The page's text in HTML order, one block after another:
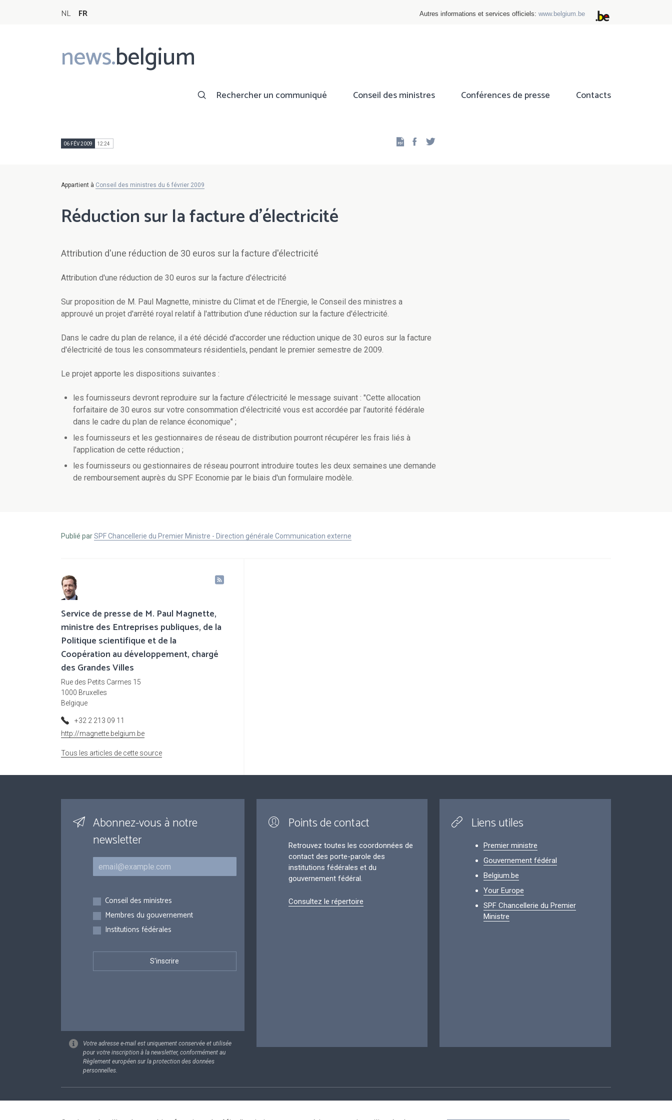
NL FR Autres informations et services officiels: www.belgium.be
news.belgium
Main
navigation
Rechercher un communiqué Conseil des ministres Conférences de presse Contacts
06 FÉV 2009 12:24 Facebook
Appartient à Conseil des ministres du 6 février 2009
Réduction sur la facture d'électricité
Attribution d'une réduction de 30 euros sur la facture d'électricité
Attribution d'une réduction de 30 euros sur la facture d'électricité
Sur proposition de M. Paul Magnette, ministre du Climat et de l'Energie, le Conseil des ministres a
approuvé un projet d'arrêté royal relatif à l'attribution d'une réduction sur la facture d'électricité.
Dans le cadre du plan de relance, il a été décidé d'accorder une réduction unique de 30 euros sur la facture
d'électricité de tous les consommateurs résidentiels, pendant le premier semestre de 2009.
Le projet apporte les dispositions suivantes :
les fournisseurs devront reproduire sur la facture d'électricité le message suivant : "Cette allocation
forfaitaire de 30 euros sur votre consommation d'électricité vous est accordée par l'autorité fédérale
dans le cadre du plan de relance économique" ;
les fournisseurs et les gestionnaires de réseau de distribution pourront récupérer les frais liés à
l'application de cette réduction ;
les fournisseurs ou gestionnaires de réseau pourront introduire toutes les deux semaines une demande
de remboursement auprès du SPF Economie par le biais d'un formulaire modèle.
Publié parSPF Chancellerie du Premier Ministre - Direction générale Communication externe
Service de presse de M. Paul Magnette,
ministre des Entreprises publiques, de la
Politique scientifique et de la
Coopération au développement, chargé
des Grandes Villes
Rue des Petits Carmes 15
1000 Bruxelles
Belgique
+32 2 213 09 11
http://magnette.belgium.be
Tous les articles de cette source
Abonnez-vous à notre
newsletter
Courriel
Inscriptions
Conseil des ministres
Membres du gouvernement
Institutions fédérales
Votre adresse e-mail est uniquement conservée et utilisée
pour votre inscription à la newsletter, conformément au
Règlement européen sur la protection des données
personnelles.
Points de contact
Retrouvez toutes les coordonnées de
contact des porte-parole des
institutions fédérales et du
gouvernement fédéral.
Consultez le répertoire
Liens utiles
Premier ministre
Gouvernement fédéral
Belgium.be
Your Europe
SPF Chancellerie du Premier
Ministre